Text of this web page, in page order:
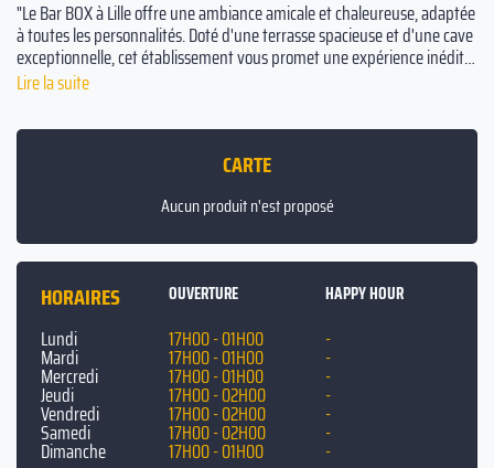
"Le Bar BOX à Lille offre une ambiance amicale et chaleureuse, adaptée
à toutes les personnalités. Doté d'une terrasse spacieuse et d'une cave
exceptionnelle, cet établissement vous promet une expérience inédite,
menée par une équipe dynamique et passionnée. Profitez pleinement
Lire la suite
CARTE
Aucun produit n'est proposé
HORAIRES OUVERTURE HAPPY HOUR
Lundi 17H00 - 01H00 -
Mardi 17H00 - 01H00 -
Mercredi 17H00 - 01H00 -
Jeudi 17H00 - 02H00 -
Vendredi 17H00 - 02H00 -
Samedi 17H00 - 02H00 -
Dimanche 17H00 - 01H00 -